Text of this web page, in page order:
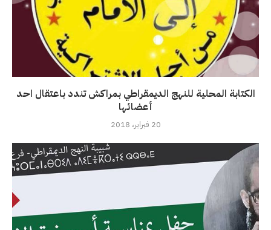
الكتابة المحلية للنهج الديمقراطي بمراكش تندد باعتقال احد
أعضائها
20 فبراير، 2018